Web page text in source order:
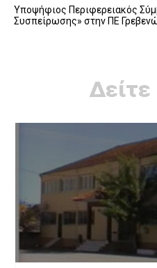
Υποψήφιος Περιφερειακός
Συσπείρωσης» στην ΠΕ